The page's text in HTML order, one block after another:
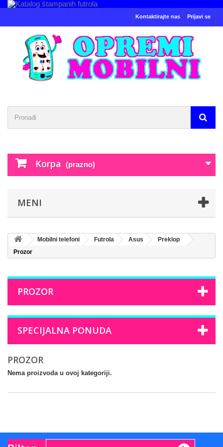
Prijavi se
Kontaktirajte nas
Korpa (prazno)
MENI
Mobilni telefoni Futrola Asus
Preklop
Prozor
PROZOR
SPECIJALNA PONUDA
PROZOR
Nema proizvoda u ovoj kategoriji.